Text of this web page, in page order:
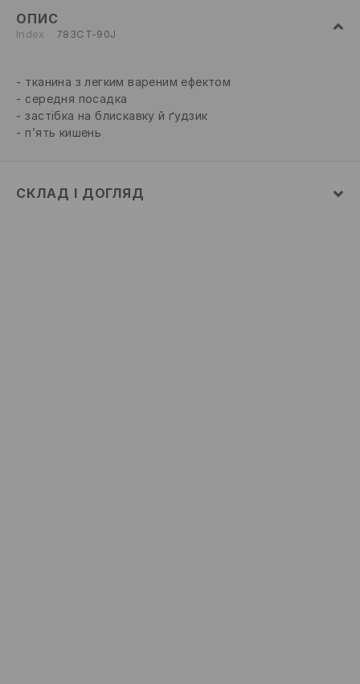
ОПИС
Index 783CT-90J
тканина з легким вареним ефектом
середня посадка
застібка на блискавку й ґудзик
п’ять кишень
СКЛАД І ДОГЛЯД